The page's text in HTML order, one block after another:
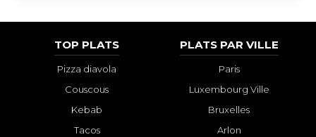
TOP PLATS
Pizza diavola
Couscous
Kebab
Tacos
PLATS PAR VILLE
Paris
Luxembourg Ville
Bruxelles
Arlon